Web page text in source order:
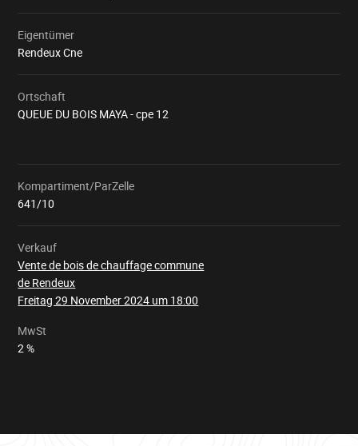
Eigentümer
Rendeux Cne
Ortschaft
QUEUE DU BOIS MAYA - cpe 12
Kompartiment/ParZelle
641/10
Verkauf
Vente de bois de chauffage commune
de Rendeux
Freitag 29 November 2024 um 18:00
Wird
MwSt
2 %